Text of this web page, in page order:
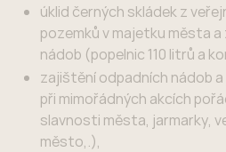
úklid černých skládek z
pozemků v majetku města
nádob (popelnic 110 litrů a
zajištění odpadních nádob
při mimořádných akcích
slavnosti města, jarmarky,
město,.),